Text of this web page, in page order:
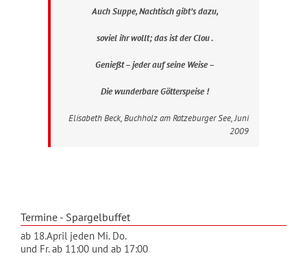
Auch Suppe, Nachtisch gibt’s dazu,
soviel ihr wollt; das ist der Clou .
Genießt – jeder auf seine Weise –
Die wunderbare Götterspeise !
Elisabeth Beck, Buchholz am Ratzeburger See, Juni
2009
Termine - Spargelbuffet
ab 18.April jeden Mi. Do.
und Fr. ab 11:00 und ab 17:00